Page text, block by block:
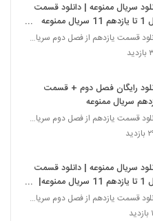
سریال ممنوعه | دانلود قسمت
اول 1 تا یازدهم 11 سریال ممنوعه
دوم) + پشت صحنه
دانلود قسمت یازدهم از فصل دوم سریال ممنوعه
رایگان فصل دوم + قسمت
سریال ممنوعه
دانلود قسمت یازدهم از فصل دوم سریال ممنوعه
سریال ممنوعه | دانلود قسمت
اول 1 تا یازدهم 11 سریال ممنوعه|
دوم)
دانلود قسمت یازدهم از فصل دوم سریال ممنوعه